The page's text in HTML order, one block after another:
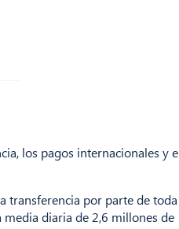
los pagos internacionales y
transferencia por parte de
diaria de 2,6 millones de